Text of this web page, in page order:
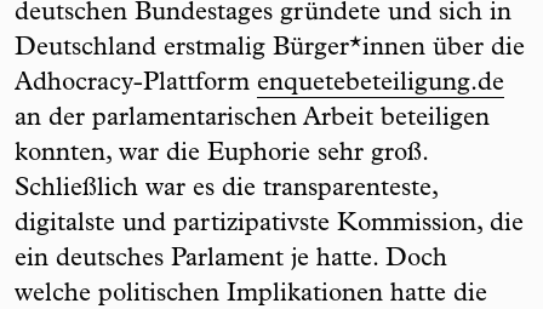
deutschen Bundestages gründete und sich in
Deutschland erstmalig Bürger*innen über die
Adhocracy-Plattform enquetebeteiligung.de
an der parlamentarischen Arbeit beteiligen
konnten, war die Euphorie sehr groß.
Schließlich war es die transparenteste,
digitalste und partizipativste Kommission, die
ein deutsches Parlament je hatte. Doch
welche politischen Implikationen hatte die